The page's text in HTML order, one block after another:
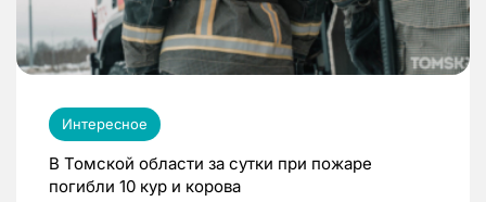
Интересное
В Томской области за сутки при пожаре
погибли 10 кур и корова